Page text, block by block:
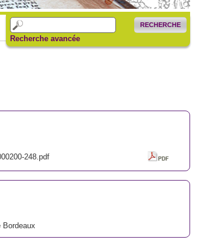
RECHERCHE
Recherche avancée
248.pdf
Bordeaux